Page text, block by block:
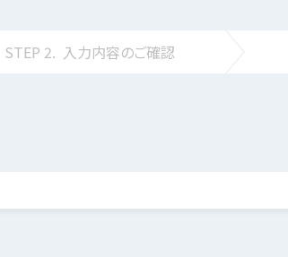
STEP 2. 入力内容のご確認